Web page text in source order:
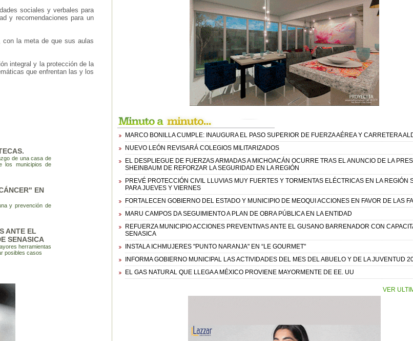
sociales y verbales para
y recomendaciones para un
con la meta de que sus aulas
integral y la protección de la
que enfrentan las y los
de una casa de
los municipios de
EN
y prevención de
ANTE EL
SENASICA
herramientas
posibles casos
MARCO BONILLA CUMPLE: INAUGURA EL PASO SUPERIOR DE FUERZA AÉREA Y CARRETERA
NUEVO LEÓN REVISARÁ COLEGIOS MILITARIZADOS
EL DESPLIEGUE DE FUERZAS ARMADAS A MICHOACÁN OCURRE TRAS EL ANUNCIO DE LA
SHEINBAUM DE REFORZAR LA SEGURIDAD EN LA REGIÓN
PREVÉ PROTECCIÓN CIVIL LLUVIAS MUY FUERTES Y TORMENTAS ELÉCTRICAS EN LA REGIÓN
PARA JUEVES Y VIERNES
FORTALECEN GOBIERNO DEL ESTADO Y MUNICIPIO DE MEOQUI ACCIONES EN FAVOR DE LAS
MARU CAMPOS DA SEGUIMIENTO A PLAN DE OBRA PÚBLICA EN LA ENTIDAD
REFUERZA MUNICIPIO ACCIONES PREVENTIVAS ANTE EL GUSANO BARRENADOR CON
SENASICA
INSTALA ICHMUJERES "PUNTO NARANJA" EN “LE GOURMET"
INFORMA GOBIERNO MUNICIPAL LAS ACTIVIDADES DEL MES DEL ABUELO Y DE LA JUVENTUD
EL GAS NATURAL QUE LLEGA A MÉXICO PROVIENE MAYORMENTE DE EE. UU
VER